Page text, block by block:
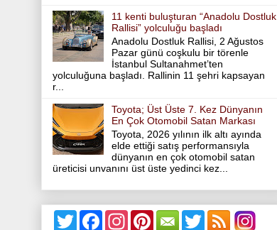
11 kenti buluşturan “Anadolu Dostluk
Rallisi” yolculuğu başladı
Anadolu Dostluk Rallisi, 2 Ağustos
Pazar günü coşkulu bir törenle
İstanbul Sultanahmet’ten
yolculuğuna başladı. Rallinin 11 şehri kapsayan
r...
Toyota; Üst Üste 7. Kez Dünyanın
En Çok Otomobil Satan Markası
Toyota, 2026 yılının ilk altı ayında
elde ettiği satış performansıyla
dünyanın en çok otomobil satan
üreticisi unvanını üst üste yedinci kez...
T
w
F
P
T